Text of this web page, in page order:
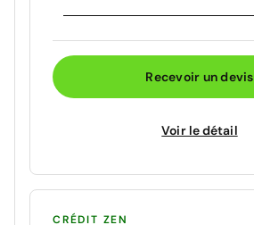
Recevoir un devis
Voir le détail
CRÉDIT ZEN